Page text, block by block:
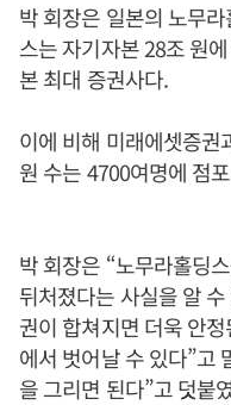
박 회장은 일본의 노무
스는 자기자본 28조 원
본 최대 증권사다.
이에 비해 미래에셋증권
원 수는 4700여명에 점
박 회장은 “노무라홀딩
뒤처졌다는 사실을 알
권이 합쳐지면 더욱 안
에서 벗어날 수 있다”고
을 그리면 된다”고 덧붙